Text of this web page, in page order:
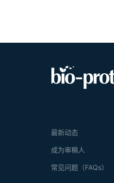
最新动态
成为审稿人
常见问题（FAQs）